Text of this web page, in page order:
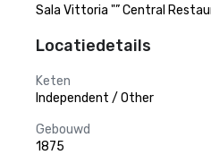
Sala Vittoria "” Central
Locatiedetails
Keten
Independent / Other
Gebouwd
1875